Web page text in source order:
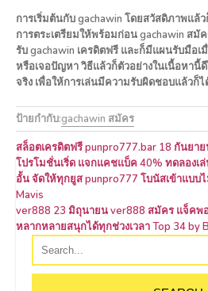
การเริ่มต้นกับ gachawin โดยสวัสดิภาพแล้
การตระเตรียมให้พร้อมก่อน gachawin สมั
รับ gachawin เครดิตฟรี และก็มีแผนรับมือเ
หรือเจอปัญหา วิธีแล้วก็ตัวอย่างในเนื้อหา
จริง เพื่อให้การเล่นมีความรับผิดชอบแล้วก็
ป้ายกำกับ:gachawin สมัคร
แนะแนว
เรื่อง
สล็อตเครดิตฟรี punpro777.bar 18 กันยา
โปรโมชั่นเริ่ด แจกแคชแบ็ค 40% ทดลองเ
อั้น จัดให้ทุกยูส punpro777 โบนัสเข้าแบบไ
Mavis
ver888 23 มิถุนายน ver888 สมัคร แจ็คพ
หลากหลายสนุกได้ทุกช่วงเวลา Top 34 by